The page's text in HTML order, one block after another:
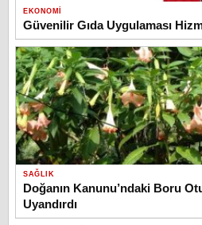
EKONOMI
Güvenilir Gıda Uygulaması
SAĞLIK
Doğanın Kanunu’ndaki Boru
Uyandırdı